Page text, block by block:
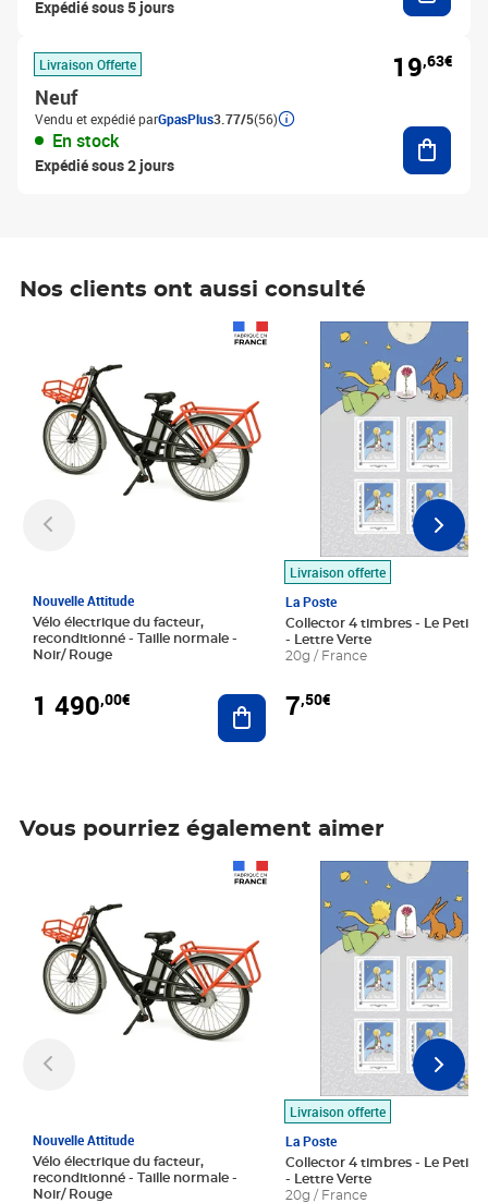
Expédié sous 5 jours
Livraison Offerte
Neuf
Vendu et expédié parGpasPlus3.77/5(56)
En stock
Expédié sous 2 jours
19,63€
Nos clients ont aussi consulté
Nouvelle Attitude
Vélo électrique du facteur,
reconditionné - Taille normale -
Noir/ Rouge
1 490,00€ Ajouter au panier
Livraison offerte
La Poste
Collector 4 timbres - Le Petit
- Lettre Verte
20g / France
7,50€
Prix 7,50€
Vous pourriez également aimer
Nouvelle Attitude
Vélo électrique du facteur,
reconditionné - Taille normale -
Noir/ Rouge
Livraison offerte
La Poste
Collector 4 timbres - Le Petit
- Lettre Verte
20g / France
Prix 7,50€